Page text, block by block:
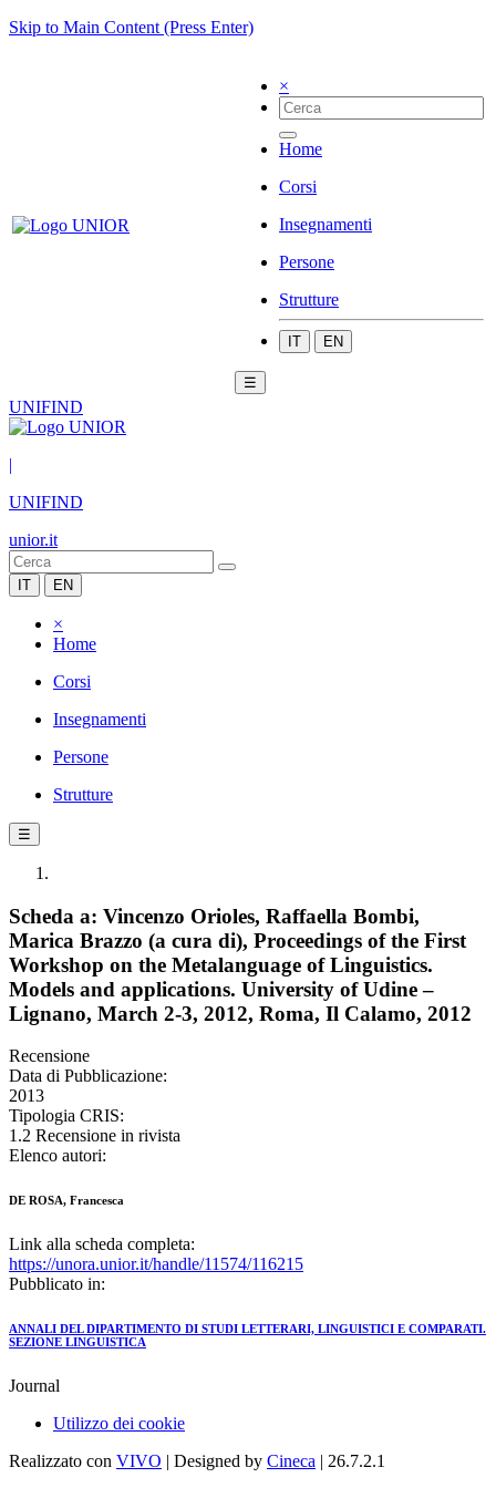
Skip to Main Content (Press Enter)
×
Home
Corsi
Insegnamenti
Persone
Strutture
IT EN
☰
UNIFIND
|
UNIFIND
unior.it
IT EN
×
Home
Corsi
Insegnamenti
Persone
Strutture
☰
Scheda a: Vincenzo Orioles, Raffaella Bombi,
Marica Brazzo (a cura di), Proceedings of the First
Workshop on the Metalanguage of Linguistics.
Models and applications. University of Udine –
Lignano, March 2-3, 2012, Roma, Il Calamo, 2012
Recensione
Data di Pubblicazione:
2013
Tipologia CRIS:
1.2 Recensione in rivista
Elenco autori:
DE ROSA, Francesca
Link alla scheda completa:
https://unora.unior.it/handle/11574/116215
Pubblicato in:
ANNALI DEL DIPARTIMENTO DI STUDI LETTERARI, LINGUISTICI E COMPARATI.
SEZIONE LINGUISTICA
Journal
Utilizzo dei cookie
Realizzato con VIVO | Designed by Cineca | 26.7.2.1